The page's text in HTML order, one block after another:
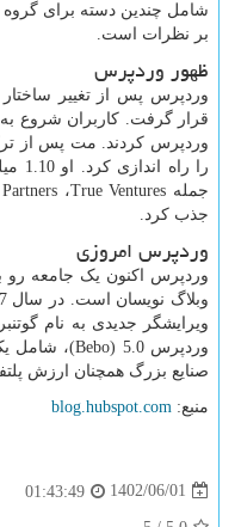
شامل چندین دسته برای
بر نظرات است.
ظهور وردپرس
وردپرس پس از تغییر
قرار گرفت. کاربران شروع
وردپرس کردند. مت پس از
را
جمله True Ventures،
جذب کرد.
وردپرس امروزی
وردپرس اکنون یک جامعه رو
ویرایشگر جدیدی به نام
وردپرس 5.0 (
Bebo)، شامل
صنایع بزرگ همچنان ارزش
منبع: blog.hubspot.com
1402/06/01
01:43:49